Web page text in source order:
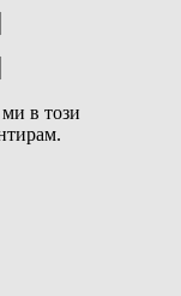
в този